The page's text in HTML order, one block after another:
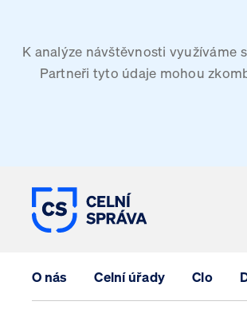
K analýze návštěvnosti využíváme
Partneři tyto údaje mohou
O nás Celní úřady Clo